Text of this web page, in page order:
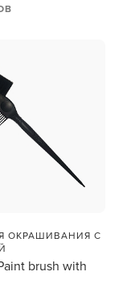
ОКРАШИВАНИЯ С
brush with